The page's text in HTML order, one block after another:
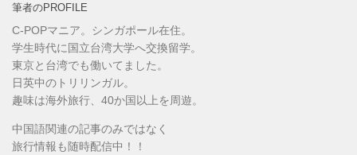
筆者のPROFILE
C-POPマニア。シンガポール在住。
学生時代に国立台湾大学へ交換留学。
東京と台湾でも働いてました。
日英中のトリリンガル。
趣味は海外旅行、40か国以上を周遊。
中国語関連の記事のみではなく
旅行情報も随時配信中！！